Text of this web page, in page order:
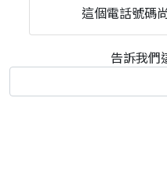
這個電話號碼
告訴我們